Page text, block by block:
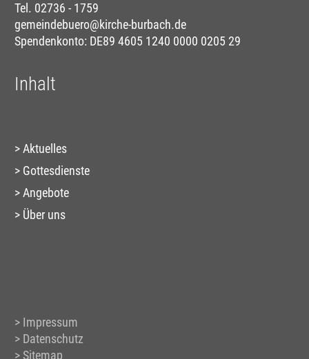
Tel. 02736 - 1759
gemeindebuero@kirche-burbach.de
Spendenkonto: DE89 4605 1240 0000 0205 29
Inhalt
Aktuelles
Gottesdienste
Angebote
Über uns
Impressum
Datenschutz
Sitemap